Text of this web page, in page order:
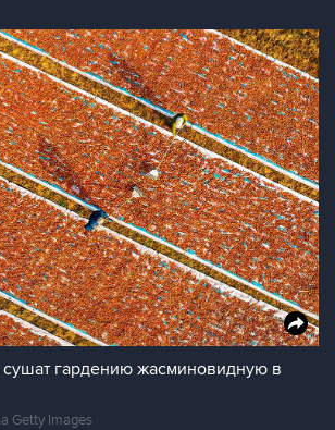
гардению жасминовидную в
Getty Images